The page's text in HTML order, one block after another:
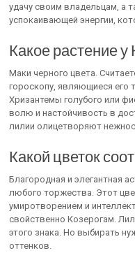
удачу своим владельцам, а
успокаивающей энергии,
Какое растение у
Маки черного цвета.
гороскопу, являющиеся его
Хризантемы голубого или
волю и настойчивость в
лилии олицетворяют
Какой цветок
Благородная и элегантная
любого торжества. Этот
умиротворением и
свойственно Козерогам.
этого знака. Но выбирать
оттенков.